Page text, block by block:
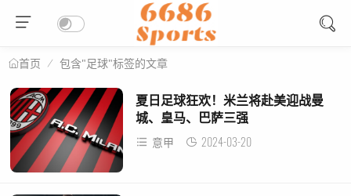
首页 包含"足球"标签的文章
夏日足球狂欢！米兰将赴美迎战曼
城、皇马、巴萨三强
意甲 2024-03-20